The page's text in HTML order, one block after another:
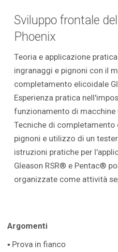
Sviluppo frontale
Phoenix
Teoria e applicazione
ingranaggi e pignoni con il
completamento elicoidale
Esperienza pratica
funzionamento di macchine
Tecniche di completamento
pignoni e utilizzo di un
istruzioni pratiche per
Gleason RSR® e Pentac®
organizzate come attività
Argomenti
▪ Prova in fianco